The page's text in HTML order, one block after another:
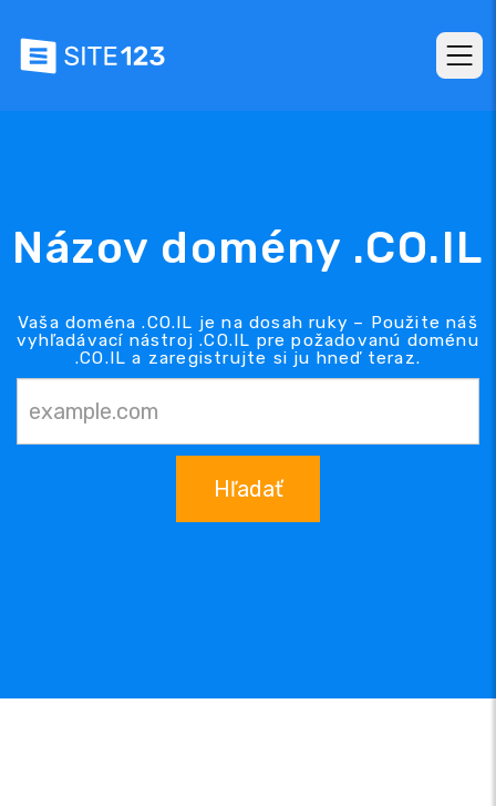
Názov domény .CO.IL
Vaša doména .CO.IL je na dosah ruky – Použite náš
vyhľadávací nástroj .CO.IL pre požadovanú doménu
.CO.IL a zaregistrujte si ju hneď teraz.
Hľadať